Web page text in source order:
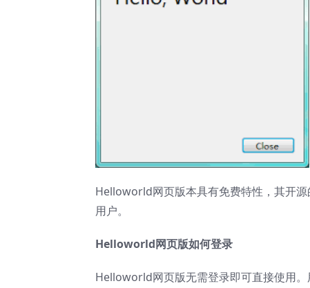
Helloworld网页版本具有免费特性，其开
用户。
Helloworld网页版如何登录
Helloworld网页版无需登录即可直接使用